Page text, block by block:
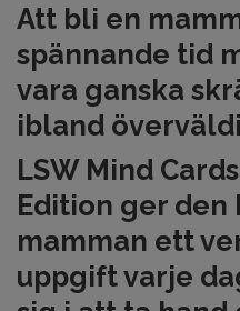
Att bli en
spännande tid
vara ganska
ibland
LSW Mind
Edition ger den
mamman ett
uppgift varje